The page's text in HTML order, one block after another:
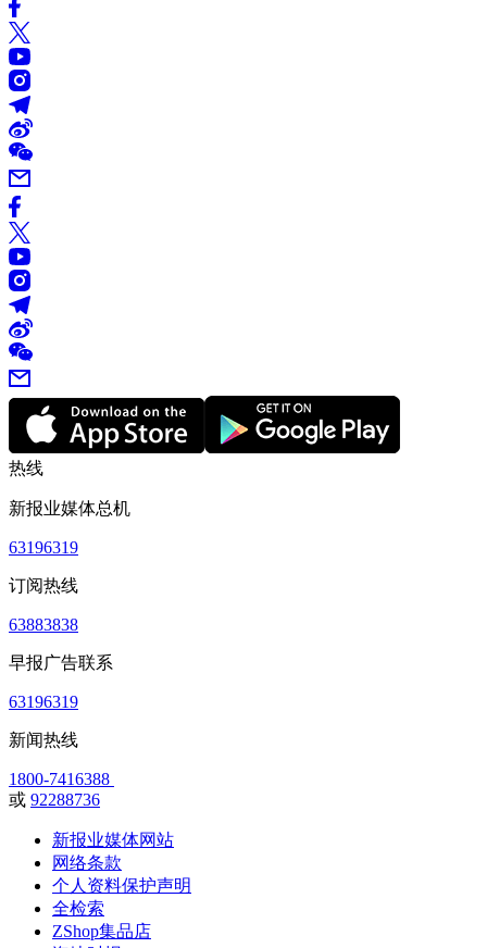
热线
新报业媒体总机
63196319
订阅热线
63883838
早报广告联系
63196319
新闻热线
1800-7416388
或 92288736
新报业媒体网站
网络条款
个人资料保护声明
全检索
ZShop集品店